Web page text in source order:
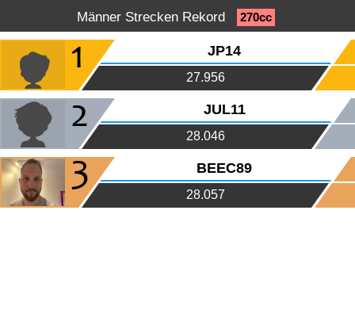
Männer Strecken Rekord 270cc
1 JP14
27.956
2 JUL11
28.046
3 BEEC89
28.057